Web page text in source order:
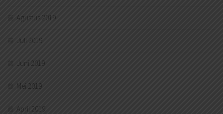
Agustus 2019
Juli 2019
Juni 2019
Mei 2019
April 2019